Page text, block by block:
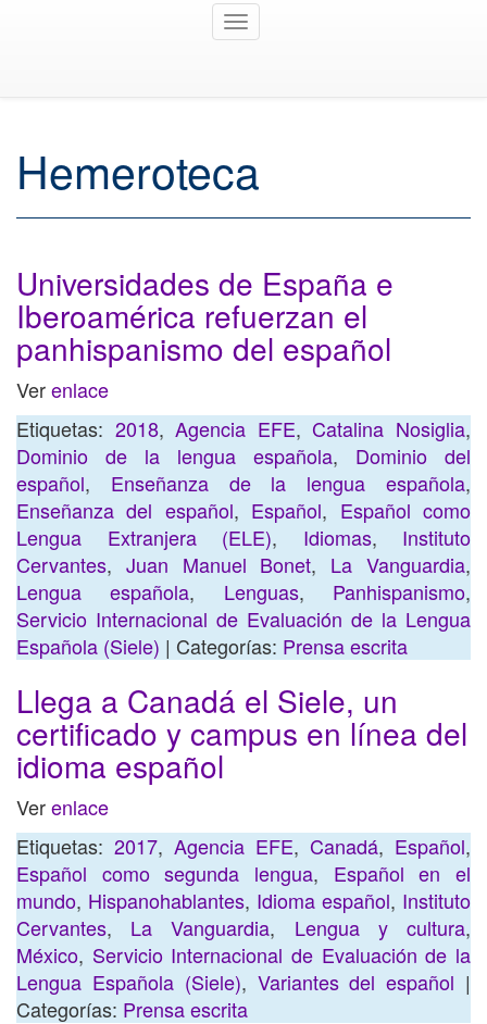
Toggle
Hemeroteca
Universidades de España e
Iberoamérica refuerzan el
panhispanismo del español
Verenlace
Etiquetas: 2018,Agencia EFE,Catalina Nosiglia,
Dominio de la lengua española, Dominio del
español, Enseñanza de la lengua española,
Enseñanza del español, Español, Español como
Lengua Extranjera (ELE), Idiomas, Instituto
Cervantes, Juan Manuel Bonet, La Vanguardia,
Lengua española, Lenguas, Panhispanismo,
Servicio Internacional de Evaluación de la Lengua
Española (Siele) | Categorías: Prensa escrita
Llega a Canadá el Siele, un
certificado y campus en línea del
idioma español
Verenlace
Etiquetas: 2017, Agencia EFE, Canadá, Español,
Español como segunda lengua, Español en el
mundo, Hispanohablantes, Idioma español, Instituto
Cervantes, La Vanguardia, Lengua y cultura,
México, Servicio Internacional de Evaluación de la
Lengua Española (Siele), Variantes del español |
Categorías: Prensa escrita